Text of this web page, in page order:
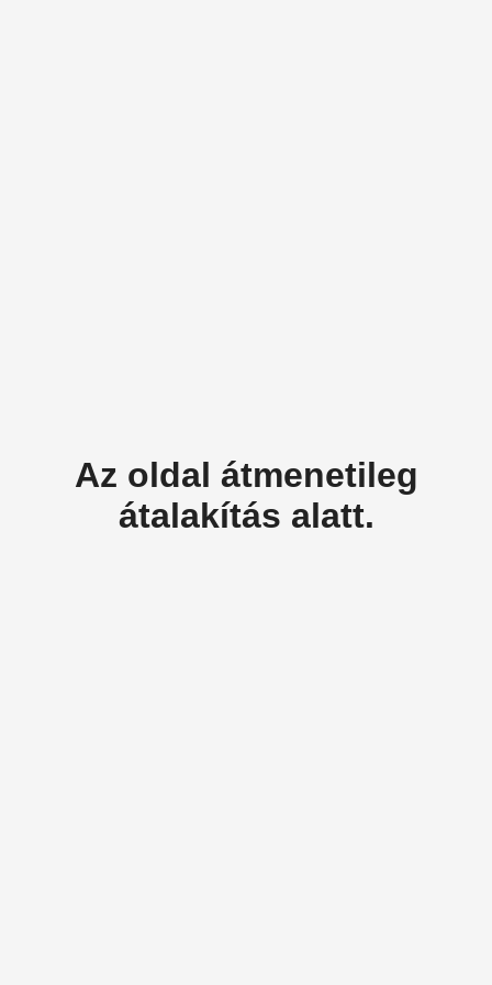
Az oldal átmenetileg
átalakítás alatt.